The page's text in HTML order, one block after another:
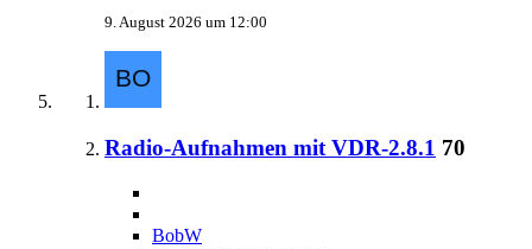
9. August 2026 um 12:00
Radio-Aufnahmen mit VDR-2.8.1 70
BobW